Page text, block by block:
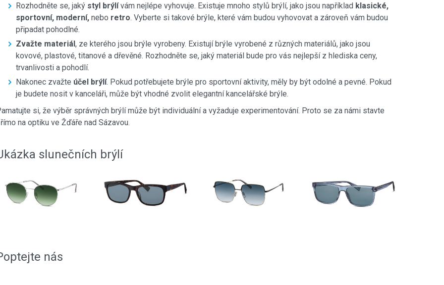
Rozhodněte se, jaký styl brýlívám nejlépe vyhovuje. Existuje mnoho stylů brýlí, jako jsou například klasické,
sportovní, moderní, nebo retro. Vyberte si takové brýle, které vám budou vyhovovat a zároveň vám budou
připadat pohodlné.
Zvažte materiál, ze kterého jsou brýle vyrobeny. Existují brýle vyrobené z různých materiálů, jako jsou
kovové, plastové, titanové a dřevěné. Rozhodněte se, jaký materiál bude pro vás nejlepší z hlediska ceny,
trvanlivosti a pohodlí.
Nakonec zvažte účel brýlí. Pokud potřebujete brýle pro sportovní aktivity, měly by být odolné a pevné. Pokud
je budete nosit v kanceláři, může být vhodné zvolit elegantní kancelářské brýle.
si, že výběr správných brýlí může být individuální a vyžaduje experimentování. Proto se za námi stavte
na optiku ve Žďáře nad Sázavou.
slunečních brýlí
nás